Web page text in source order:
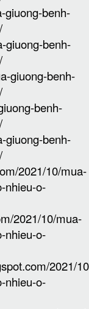
giuong-benh-
giuong-benh-
giuong-benh-
benh-
giuong-benh-
2021/10/mua-
nhieu-o-
2021/10/mua-
nhieu-o-
2021/
nhieu-o-